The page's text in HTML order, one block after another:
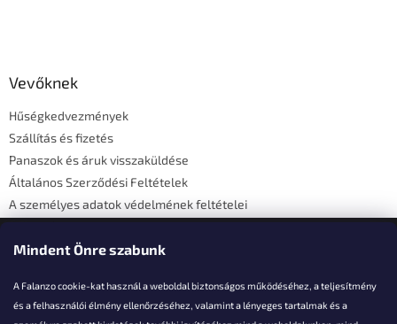
Mindent Önre szabunk
A Falanzo cookie-kat használ a weboldal biztonságos működéséhez, a teljesítmény
és a felhasználói élmény ellenőrzéséhez, valamint a lényeges tartalmak és a
Vevőknek
Hűségkedvezmények
Szállítás és fizetés
Panaszok és áruk visszaküldése
Általános Szerződési Feltételek
A személyes adatok védelmének feltételei
Elérhetőségi adatok